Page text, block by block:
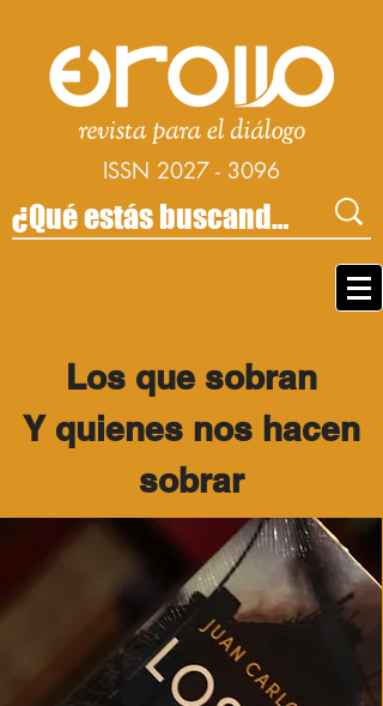
ISSN 2027 - 3096
Los que sobran
Y quienes nos hacen
sobrar